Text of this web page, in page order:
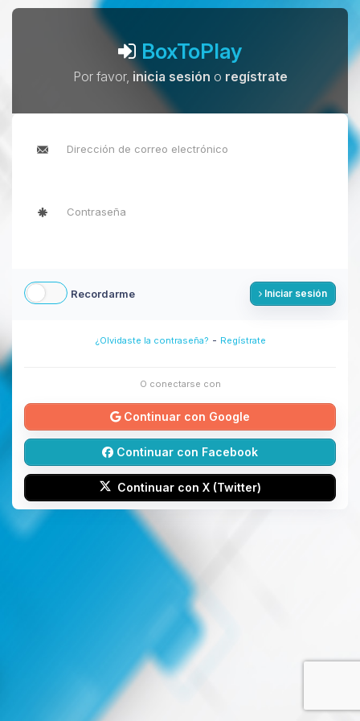
BoxToPlay
Por favor, inicia sesión o regístrate
Recordarme Iniciar sesión
¿Olvidaste la contraseña? - Regístrate
O conectarse con
Continuar con Google
Continuar con Facebook
Continuar con X (Twitter)